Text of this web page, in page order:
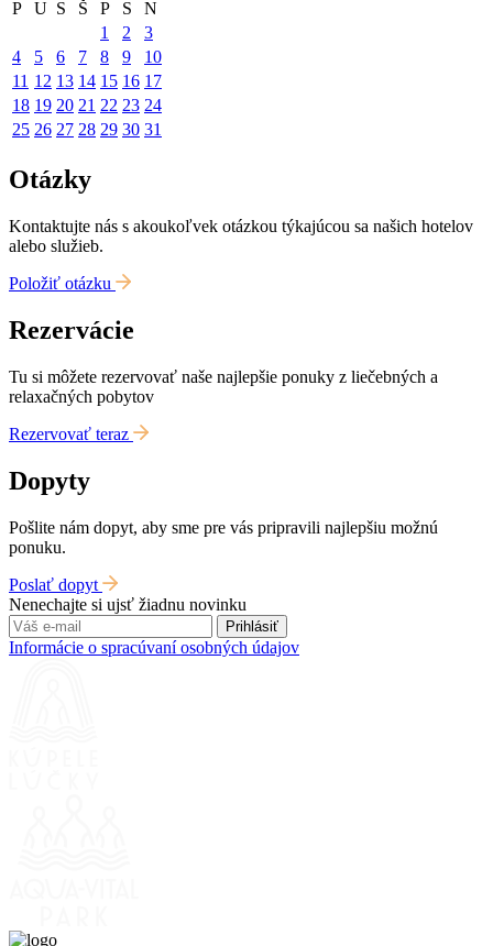
P U S Š P S
N
1
2
3
4
5 6 7 8 9
10
11 12 13 14 15 16 17
18 19 20 21 22 23 24
25 26 27 28 29 30 31
Otázky
Kontaktujte nás s akoukoľvek otázkou týkajúcou sa našich hotelov
alebo služieb.
Položiť otázku
Rezervácie
Tu si môžete rezervovať naše najlepšie ponuky z liečebných a
relaxačných pobytov
Rezervovať teraz
Dopyty
Pošlite nám dopyt, aby sme pre vás pripravili najlepšiu možnú
ponuku.
Poslať dopyt
Nenechajte si ujsť žiadnu novinku
Prihlásiť
Informácie o spracúvaní osobných údajov